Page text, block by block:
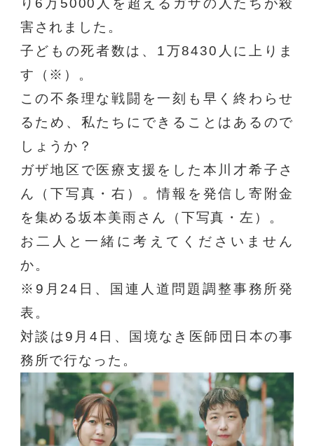
害されました。
子どもの死者数は、1万8430人に上りま
す（※）。
この不条理な戦闘を一刻も早く終わらせ
るため、 私たちにできることはあるので
しょうか？
ガザ地区で医療支援をした本川才希子さ
ん（下写真・右）。情報を発信し寄附金
を集める坂本美雨さん（下写真・左）。
お二人と一緒に考えてくださいません
か。
※9月24日、国連人道問題調整事務所発
表。
対談は9月4日、国境なき医師団日本の事
務所で行なった。